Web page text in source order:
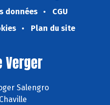
données
CGU
Plan du site
Verger
Salengro